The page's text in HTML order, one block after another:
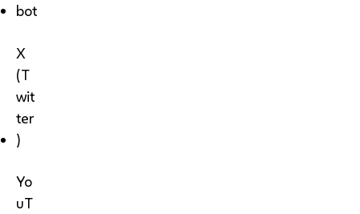
bot
X
(T
wit
ter
)
Yo
uT